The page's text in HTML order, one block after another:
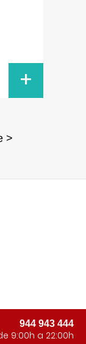
+
>
944 943 444
9:00h a 22:00h